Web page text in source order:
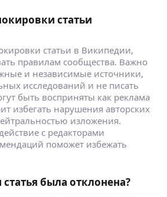
статьи
статьи в Википедии,
правилам сообщества. Важно
и независимые источники,
исследований и не писать
быть восприняты как реклама
избегать нарушения авторских
изложения.
с редакторами
поможет избежать
статья была отклонена?